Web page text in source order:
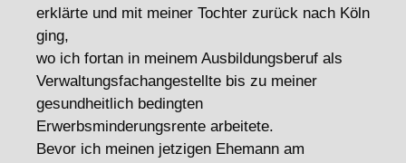
erklärte und mit meiner Tochter zurück nach Köln
ging,
wo ich fortan in meinem Ausbildungsberuf als
Verwaltungsfachangestellte bis zu meiner
gesundheitlich bedingten
Erwerbsminderungsrente arbeitete.
Bevor ich meinen jetzigen Ehemann am